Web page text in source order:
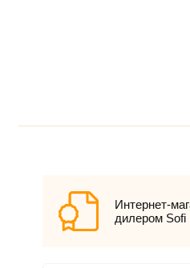
Интернет-
дилером Sofi